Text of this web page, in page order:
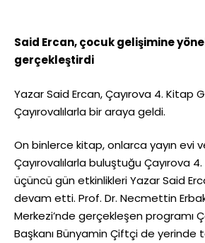
Said Ercan, çocuk gelişimine
gerçekleştirdi
Yazar Said Ercan, Çayırova 4. Kitap
Çayırovalılarla bir araya geldi.
On binlerce kitap, onlarca yayın evi
Çayırovalılarla buluştuğu Çayırova
üçüncü gün etkinlikleri Yazar Said
devam etti. Prof. Dr. Necmettin
Merkezi’nde gerçekleşen programı
Başkanı Bünyamin Çiftçi de yerinde